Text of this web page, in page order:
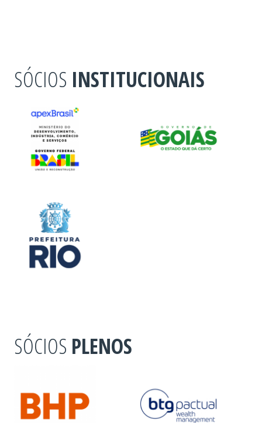
SÓCIOS INSTITUCIONAIS
SÓCIOS PLENOS